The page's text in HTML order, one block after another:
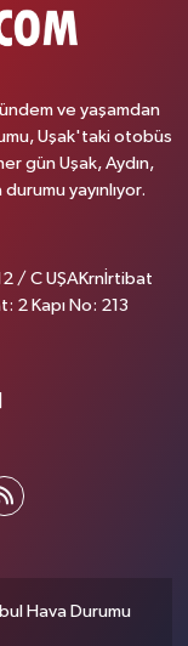
ve yaşamdan
Uşak'taki otobüs
gün Uşak, Aydın,
yayınlıyor.
/ C UŞAKrnİrtibat
2 Kapı No: 213
Hava Durumu